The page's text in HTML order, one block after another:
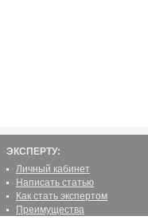
ЭКСПЕРТУ:
Личный кабинет
Написать статью
Как стать экспертом
Преимущества